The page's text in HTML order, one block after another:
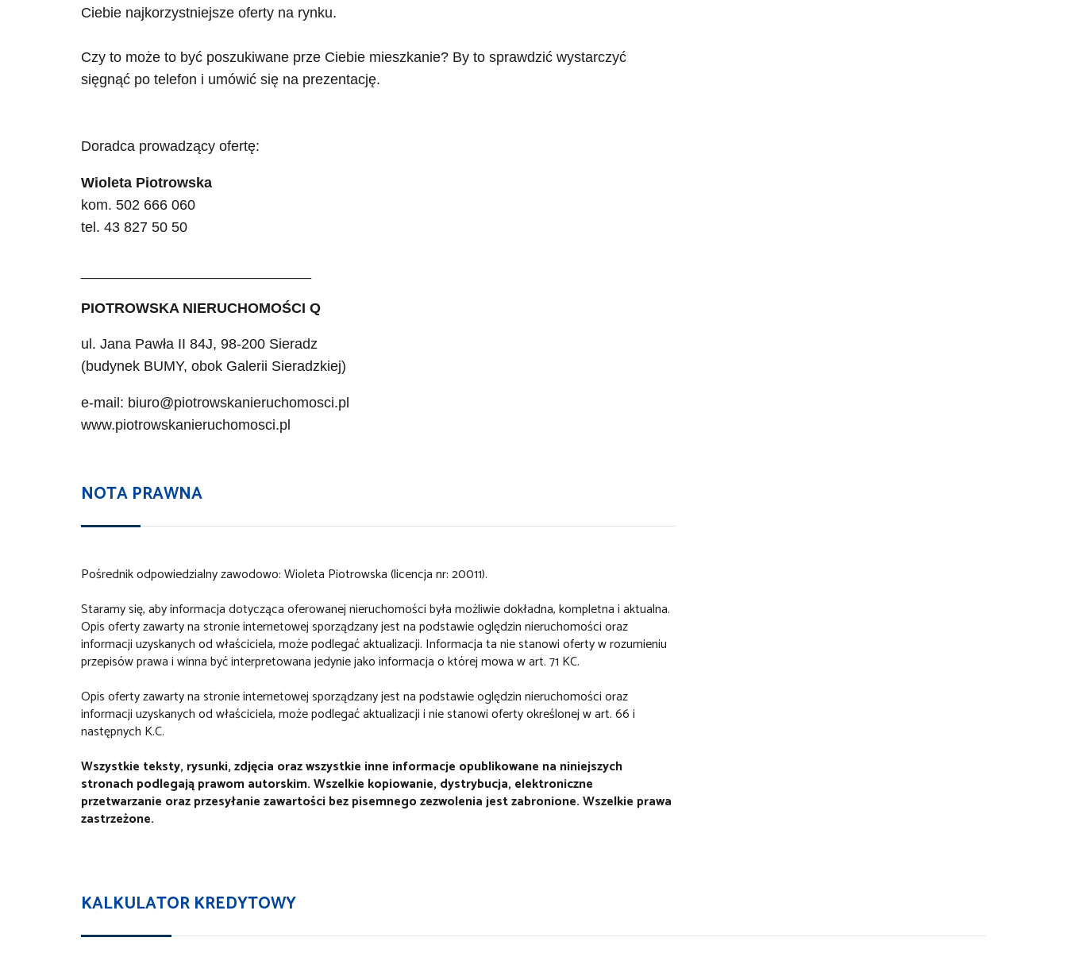
Ciebie najkorzystniejsze oferty na rynku.
Czy to może to być poszukiwane prze Ciebie mieszkanie? By to sprawdzić wystarczyć
sięgnąć po telefon i umówić się na prezentację.
Doradca prowadzący ofertę:
Wioleta Piotrowska
kom. 502 666 060
tel. 43 827 50 50
PIOTROWSKA NIERUCHOMOŚCI Q
ul. Jana Pawła II 84J, 98-200 Sieradz
(budynek BUMY, obok Galerii Sieradzkiej)
e-mail: biuro@piotrowskanieruchomosci.pl
www.piotrowskanieruchomosci.pl
NOTA PRAWNA
Pośrednik odpowiedzialny zawodowo: Wioleta Piotrowska (licencja nr: 20011).
Staramy się, aby informacja dotycząca oferowanej nieruchomości była możliwie dokładna, kompletna i aktualna.
Opis oferty zawarty na stronie internetowej sporządzany jest na podstawie oględzin nieruchomości oraz
informacji uzyskanych od właściciela, może podlegać aktualizacji. Informacja ta nie stanowi oferty w rozumieniu
przepisów prawa i winna być interpretowana jedynie jako informacja o której mowa w art. 71 KC.
Opis oferty zawarty na stronie internetowej sporządzany jest na podstawie oględzin nieruchomości oraz
informacji uzyskanych od właściciela, może podlegać aktualizacji i nie stanowi oferty określonej w art. 66 i
następnych K.C.
Wszystkie teksty, rysunki, zdjęcia oraz wszystkie inne informacje opublikowane na niniejszych
stronach podlegają prawom autorskim. Wszelkie kopiowanie, dystrybucja, elektroniczne
przetwarzanie oraz przesyłanie zawartości bez pisemnego zezwolenia jest zabronione. Wszelkie prawa
zastrzeżone.
KALKULATOR KREDYTOWY